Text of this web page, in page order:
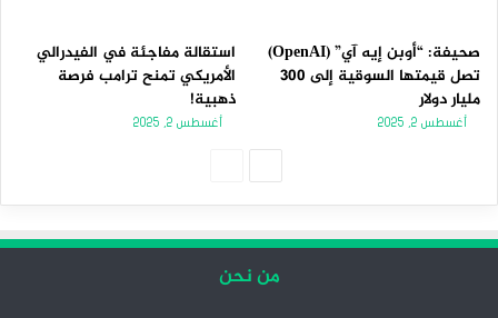
صحيفة: “أوبن إيه آي” (OpenAI)
تصل قيمتها السوقية إلى 300
مليار دولار
أغسطس 2, 2025
استقالة مفاجئة في الفيدرالي
الأمريكي تمنح ترامب فرصة
ذهبية!
أغسطس 2, 2025
من نحن